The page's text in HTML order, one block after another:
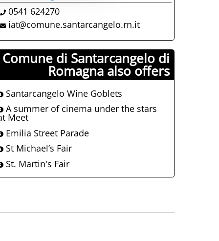
0541 624270
iat@comune.santarcangelo.rn.it
Comune di Santarcangelo di
Romagna also offers
Santarcangelo Wine Goblets
A summer of cinema under the stars
Meet
Emilia Street Parade
St Michael’s Fair
St. Martin's Fair